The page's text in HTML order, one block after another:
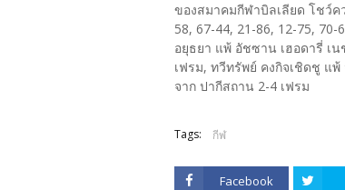
ของสมาคมกีฬาบิลเลียด โชว์ค
58, 67-44, 21-86, 12-75,
อยุธยา แพ้ อัชซาน เฮอดารี่ เ
เฟรม, ทวีทรัพย์ คงกิจเชิดชู แ
จาก ปากีสถาน 2-4 เฟรม
Tags: กีฬ
Facebook